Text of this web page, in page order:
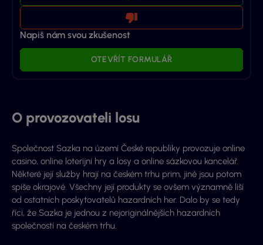
Napiš nám svou zkušenost
OTEVŘÍT FORMULÁŘ
O provozovateli losu
Společnost Sazka na území České republiky provozuje online
casino, online loterijní hry a losy a online sázkovou kancelář.
Některé její služby hrají na českém trhu prim, jiné jsou potom
spíše okrajové. Všechny její produkty se ovšem významně liší
od ostatních poskytovatelů hazardních her. Dalo by se tedy
říci, že Sazka je jednou z nejoriginálnějších hazardních
společností na českém trhu.